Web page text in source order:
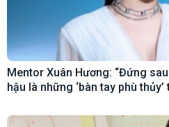
Mentor Xuân Hương: “Đứng
hậu là những ‘bàn tay phù thủy’